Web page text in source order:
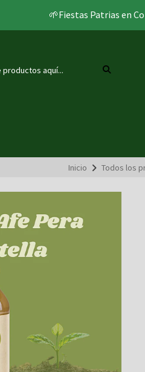
🌱Fiestas Patrias en
Inicio Todos los